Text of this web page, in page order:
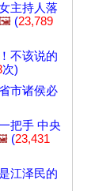
主持人落
(23,789
不该说的
次)
市诸侯必
把手 中央
(23,431
江泽民的